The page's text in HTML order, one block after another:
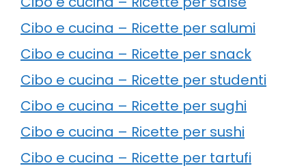
Cibo e cucina – Ricette per salumi
Cibo e cucina – Ricette per snack
Cibo e cucina – Ricette per studenti
Cibo e cucina – Ricette per sughi
Cibo e cucina – Ricette per sushi
Cibo e cucina – Ricette per tartufi